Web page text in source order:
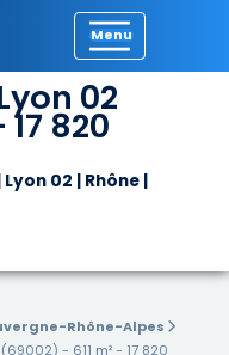
02
820
02 | Rhône |
Rhône-Alpes
- 611 m² - 17 820